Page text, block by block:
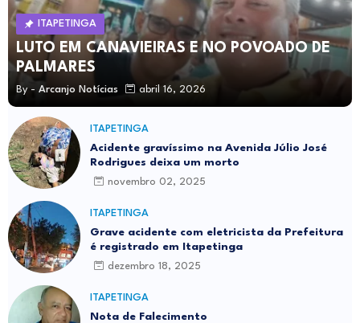
ITAPETINGA
LUTO EM CANAVIEIRAS E NO POVOADO DE
PALMARES
By - Arcanjo Notícias abril 16, 2026
ITAPETINGA
Acidente gravíssimo na Avenida Júlio José
Rodrigues deixa um morto
novembro 02, 2025
ITAPETINGA
Grave acidente com eletricista da Prefeitura
é registrado em Itapetinga
dezembro 18, 2025
ITAPETINGA
Nota de Falecimento